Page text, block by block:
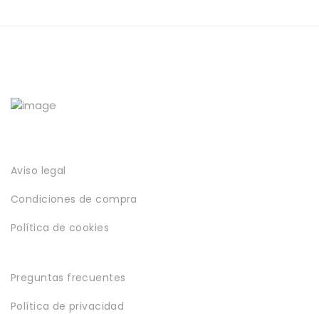
Aviso legal
Condiciones de compra
Política de cookies
Preguntas frecuentes
Política de privacidad